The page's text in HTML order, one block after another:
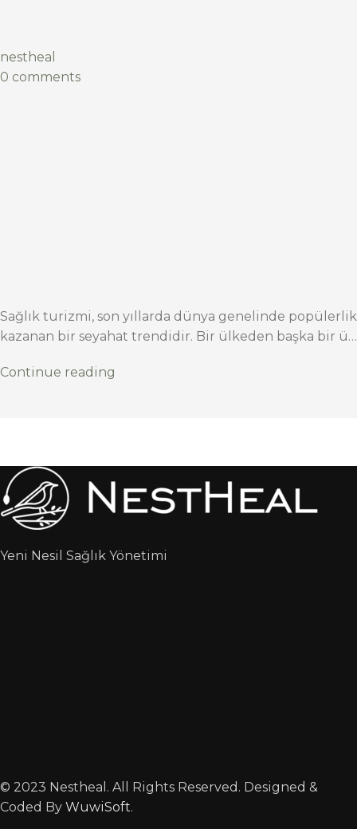
nestheal
0 comments
Sağlık turizmi, son yıllarda dünya genelinde popülerlik
kazanan bir seyahat trendidir. Bir ülkeden başka bir ü…
Continue reading
Yeni Nesil Sağlık Yönetimi
© 2023 Nestheal. All Rights Reserved. Designed &
Coded By WuwiSoft.